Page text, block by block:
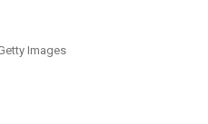
Images